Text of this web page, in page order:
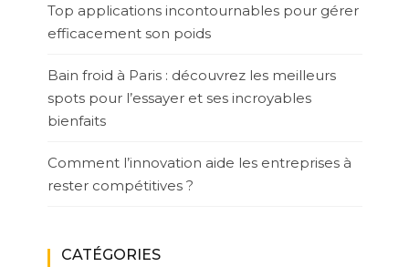
Top applications incontournables pour gérer
efficacement son poids
Bain froid à Paris : découvrez les meilleurs
spots pour l’essayer et ses incroyables
bienfaits
Comment l’innovation aide les entreprises à
rester compétitives ?
CATÉGORIES